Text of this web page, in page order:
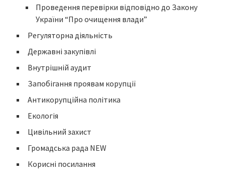
Проведення перевірки відповідно до Закону
України “Про очищення влади”
Регуляторна діяльність
Державні закупівлі
Внутрішній аудит
Запобігання проявам корупції
Антикорупційна політика
Екологія
Цивільний захист
Громадська рада NEW
Корисні посилання